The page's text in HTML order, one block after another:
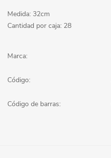
Medida: 32cm
Cantidad por caja: 28
Marca:
Código:
Código de barras: